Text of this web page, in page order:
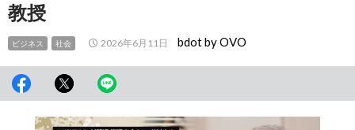
教授
ビジネス 社会 2026年6月11日 bdot by OVO